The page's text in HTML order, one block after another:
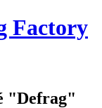
Factory
"Defrag"